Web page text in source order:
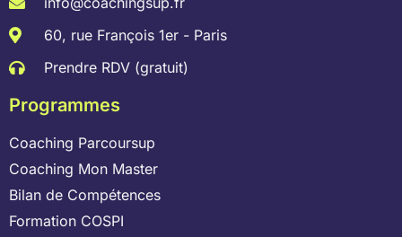
60, rue François 1er - Paris
Prendre RDV (gratuit)
Programmes
Coaching Parcoursup
Coaching Mon Master
Bilan de Compétences
Formation COSPI